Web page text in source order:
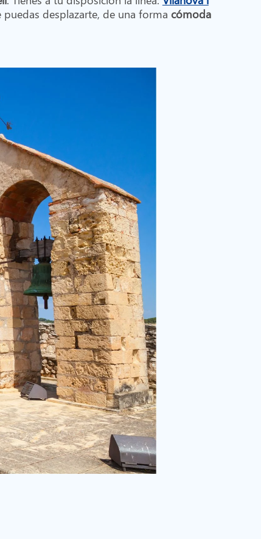
puedas desplazarte, de una forma cómoda